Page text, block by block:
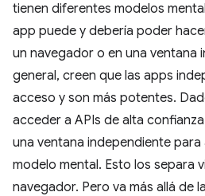
tienen diferentes modelos
app puede y debería poder
un navegador o en una ventana
general, creen que las apps
acceso y son más potentes.
acceder a APIs de alta
una ventana independiente
modelo mental. Esto los separa
navegador. Pero va más allá de